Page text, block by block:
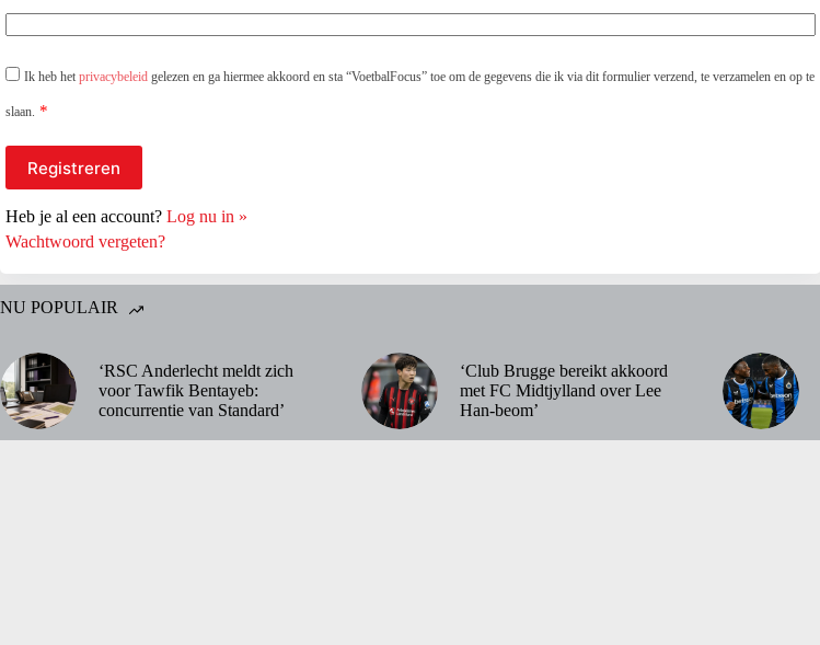
Ik heb het privacybeleid gelezen en ga hiermee akkoord en sta “VoetbalFocus” toe om de gegevens die ik via dit formulier verzend, te verzamelen en op te
slaan. *
Heb je al een account? Log nu in »
Wachtwoord vergeten?
NU POPULAIR
‘RSC Anderlecht meldt zich
voor Tawfik Bentayeb:
concurrentie van Standard’
‘Club Brugge bereikt akkoord
met FC Midtjylland over Lee
Han-beom’